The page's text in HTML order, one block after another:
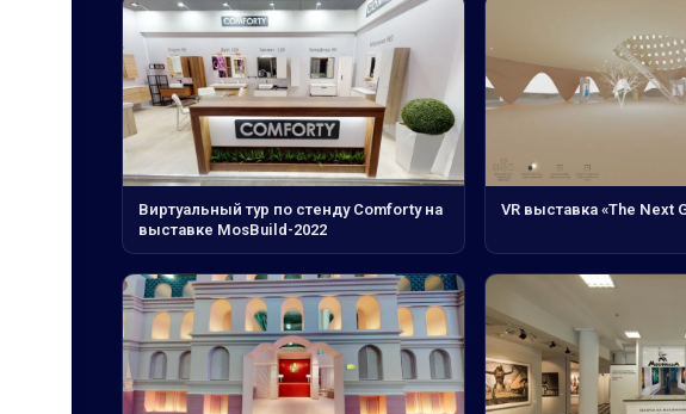
Виртуальный тур по стенду Comforty на
выставке MosBuild-2022
VR выставка «The Next